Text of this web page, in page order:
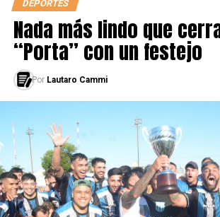
“PUSIMOS A LA ARGENTINA EN EL LUGAR
MERECÍA”
DEPORTES
Nada más lindo que
“Porta” con un festejo
Por Lautaro Cammi